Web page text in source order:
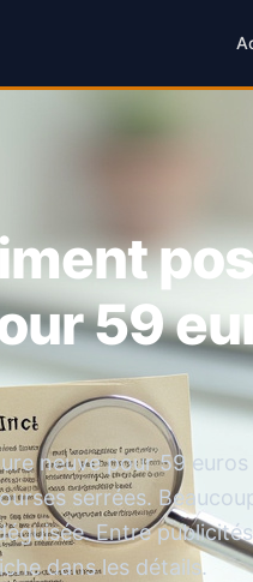
59
neuve pour 59
serrées.
Entre
dans les détails.